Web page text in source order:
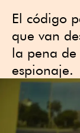
El código
que van
la pena de
espionaje.